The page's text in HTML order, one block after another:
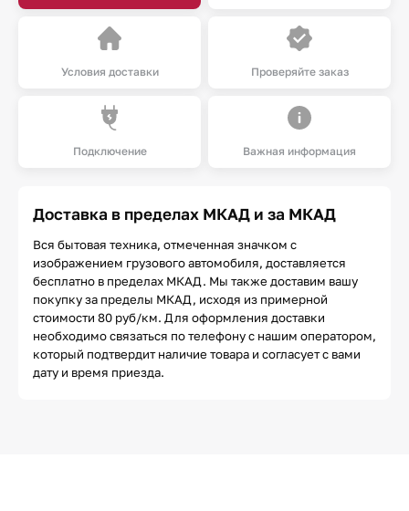
Условия доставки Проверяйте заказ
Подключение Важная информация
Доставка в пределах МКАД и за МКАД
Вся бытовая техника, отмеченная значком с
изображением грузового автомобиля, доставляется
бесплатно в пределах МКАД. Мы также доставим вашу
покупку за пределы МКАД, исходя из примерной
стоимости 80 руб/км. Для оформления доставки
необходимо связаться по телефону с нашим оператором,
который подтвердит наличие товара и согласует с вами
дату и время приезда.